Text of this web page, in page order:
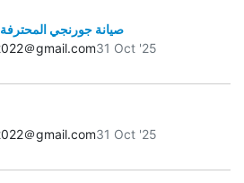
صيانة جورنجي المحترفة
＠gmail.com31 Oct '25
＠gmail.com31 Oct '25